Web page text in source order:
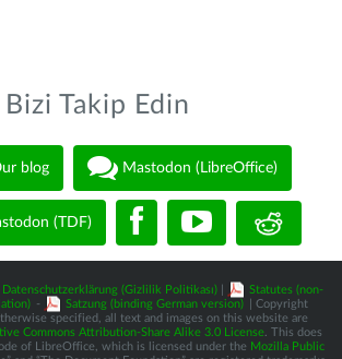
Bizi Takip Edin
blog Mastodon (LibreOffice)
(TDF)
Datenschutzerklärung (Gizlilik Politikası)
Statutes (non-
- Satzung (binding German version)
| Copyright
specified, all text and images on this website are
Commons Attribution-Share Alike 3.0 License. This does
of LibreOffice, which is licensed under the Mozilla Public